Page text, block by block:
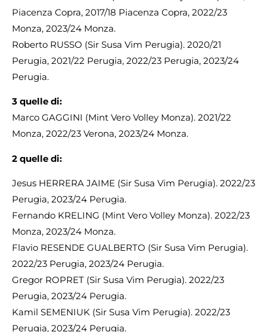
Piacenza Copra, 2017/18 Piacenza Copra, 2022/23
Monza, 2023/24 Monza.
Roberto RUSSO (Sir Susa Vim Perugia). 2020/21
Perugia, 2021/22 Perugia, 2022/23 Perugia, 2023/24
Perugia.
3 quelle di:
Marco GAGGINI (Mint Vero Volley Monza). 2021/22
Monza, 2022/23 Verona, 2023/24 Monza.
2 quelle di:
Jesus HERRERA JAIME (Sir Susa Vim Perugia). 2022/23
Perugia, 2023/24 Perugia.
Fernando KRELING (Mint Vero Volley Monza). 2022/23
Monza, 2023/24 Monza.
Flavio RESENDE GUALBERTO (Sir Susa Vim Perugia).
2022/23 Perugia, 2023/24 Perugia.
Gregor ROPRET (Sir Susa Vim Perugia). 2022/23
Perugia, 2023/24 Perugia.
Kamil SEMENIUK (Sir Susa Vim Perugia). 2022/23
Perugia, 2023/24 Perugia.